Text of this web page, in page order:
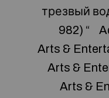
трезвый
982) “
Arts &
Arts &
Arts &